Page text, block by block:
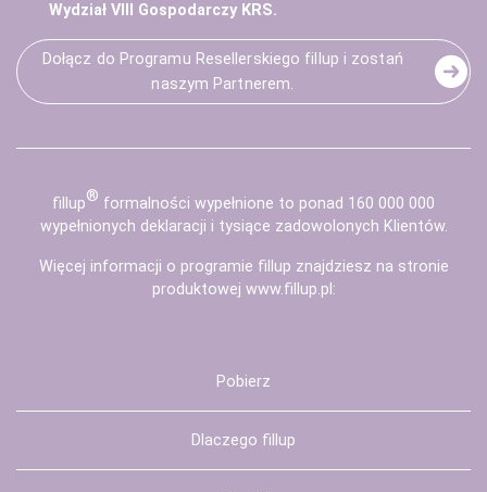
Wydział VIII Gospodarczy KRS.
Dołącz do Programu Resellerskiego fillup i zostań
naszym Partnerem.
fillup® formalności wypełnione to ponad 160 000 000
wypełnionych deklaracji i tysiące zadowolonych Klientów.
Więcej informacji o programie fillup znajdziesz na stronie
produktowej www.fillup.pl:
Pobierz
Dlaczego fillup